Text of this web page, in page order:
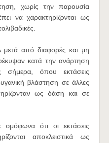
χωρίς την παρουσία
να χαρακτηρίζονται ως
από διαφορές και μη
κατά την ανάρτηση
όπου εκτάσεις
βλάστηση σε άλλες
ως δάση και σε
ότι οι εκτάσεις
αποκλειστικά ως